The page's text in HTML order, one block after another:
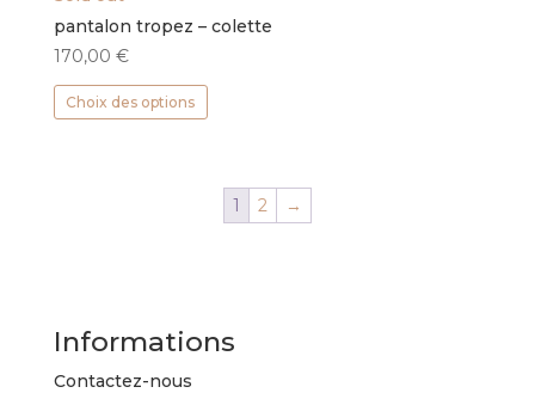
pantalon tropez – colette
170,00 €
Choix des options
Ce
variations.
Les
sur
1 2 →
Informations
Contactez-nous